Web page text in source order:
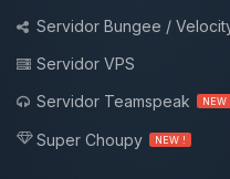
Servidor Bungee /
Servidor VPS
Servidor Teamspeak
NEW
Super Choupy NEW !